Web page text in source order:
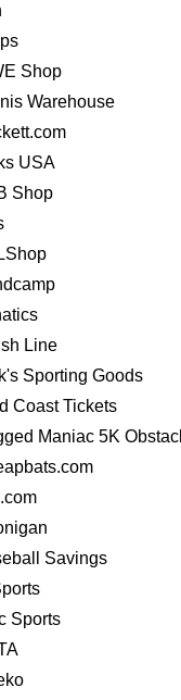
Shop
Warehouse
USA
Shop
Line
Sporting Goods
Coast Tickets
Maniac 5K
Savings
Sports